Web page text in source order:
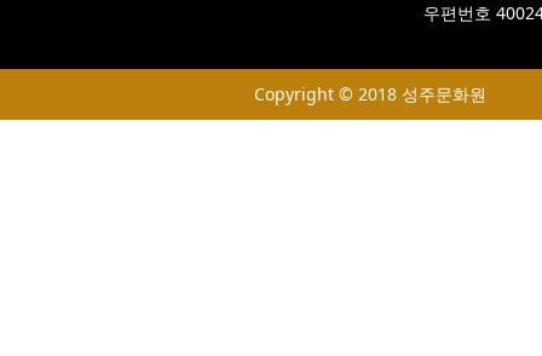
우편번호
Copyright © 2018 성주문화원